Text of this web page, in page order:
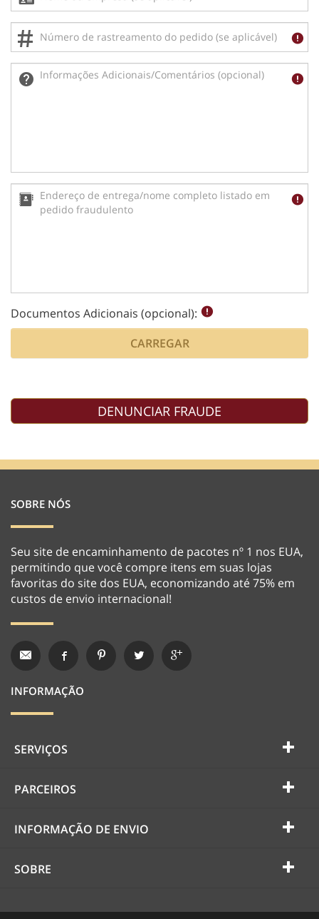
Documentos Adicionais (opcional):
CARREGAR
SOBRE NÓS
Seu site de encaminhamento de pacotes nº 1 nos EUA,
permitindo que você compre itens em suas lojas
favoritas do site dos EUA, economizando até 75% em
custos de envio internacional!
INFORMAÇÃO
SERVIÇOS
PARCEIROS
INFORMAÇÃO DE ENVIO
SOBRE